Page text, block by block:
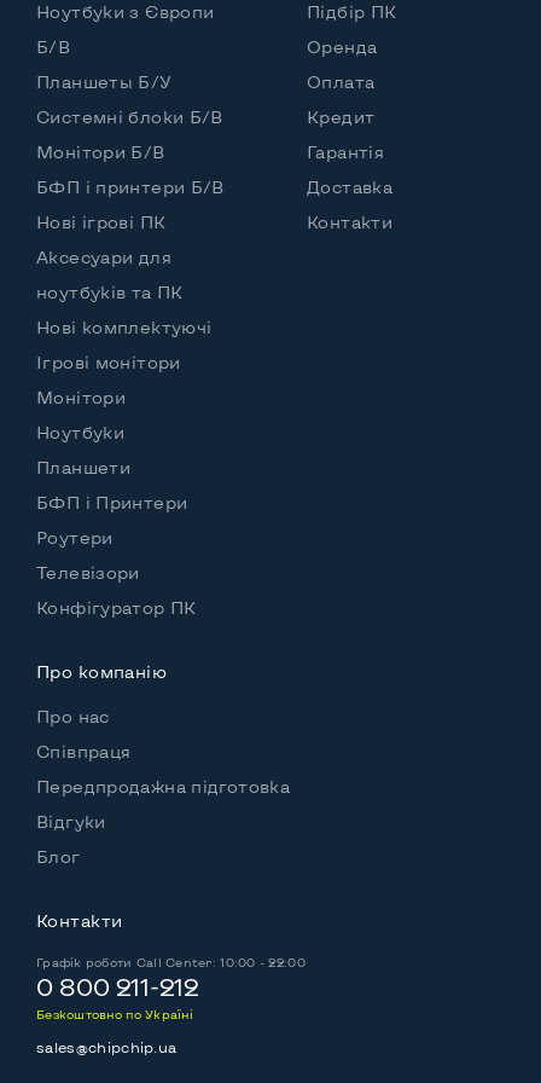
Частота процесора (базова-максимальна)
Intel Core 2 Duo (2,80 GHz)
Тип оперативної пам'яті
DDR3
SSD 2,5" или HDD
Кількість слотів М_2
Можливості відеокарти:
Відеопроцесор ноутбука
Розмір відеопам'яті, Гб
Матеріал корпусу
Операційна системаWin 7 (30 днів)
Вихід VGA
Вихід Display port Ні
Вихід mini Display port
Ноутбуки з Європи
Б/В
Планшеты Б/У
Системні блоки Б/В
Монітори Б/В
БФП і принтери Б/В
Нові ігрові ПК
Аксесуари для
ноутбуків та ПК
Нові комплектуючі
Ігрові монітори
Монітори
Ноутбуки
Планшети
БФП і Принтери
Роутери
Телевізори
Конфігуратор ПК
Підбір ПК
Оренда
Оплата
Кредит
Гарантія
Доставка
Контакти
Про компанію
Про нас
Співпраця
Передпродажна підготовка
Відгуки
Блог
Контакти
Графік роботи Call Center: 10:00 - 22:00
0 800 211-212
Безкоштовно по Україні
sales@chipchip.ua